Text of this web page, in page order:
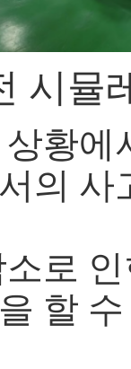
시뮬
황
의
로
할 수